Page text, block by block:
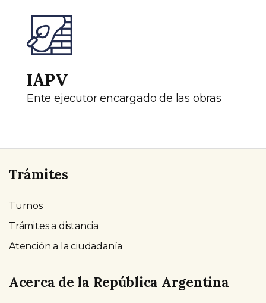
IAPV
Ente ejecutor encargado de las obras
Trámites
Turnos
Trámites a distancia
Atención a la ciudadanía
Acerca de la República Argentina